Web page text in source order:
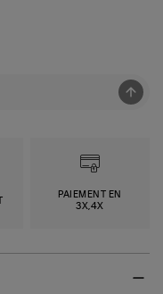
PAIEMENT EN
3X,4X